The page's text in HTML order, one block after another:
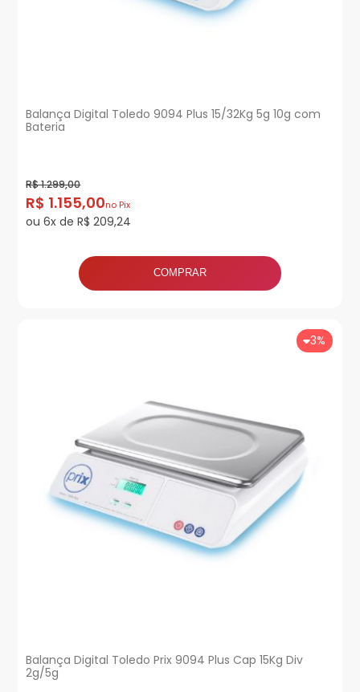
Balança Digital Toledo 9094 Plus 15/32Kg 5g 10g com
Bateria
R$ 1.299,00
R$ 1.155,00no Pix
ou 6x de R$ 209,24
COMPRAR
Balança Digital Toledo Prix 9094 Plus Cap 15Kg Div
2g/5g
3%